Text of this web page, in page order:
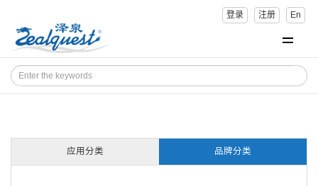
登录 注册 En
应用分类 品牌分类